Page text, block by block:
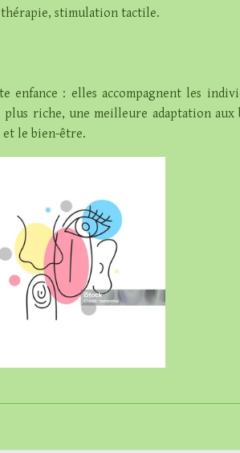
stimulation tactile.
enfance : elles accompagnent les
riche, une meilleure adaptation
et le bien-être.